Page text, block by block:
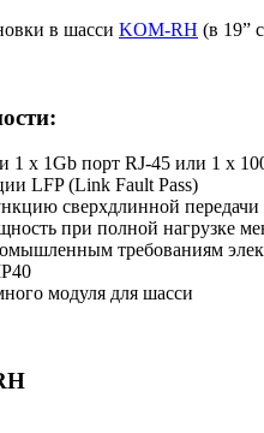
в шасси KOM-RH (в 19”
1 x 1Gb порт RJ-45 или 1 x
LFP (Link Fault Pass)
сверхдлинной
при полной нагрузке
требованиям
модуля для шасси